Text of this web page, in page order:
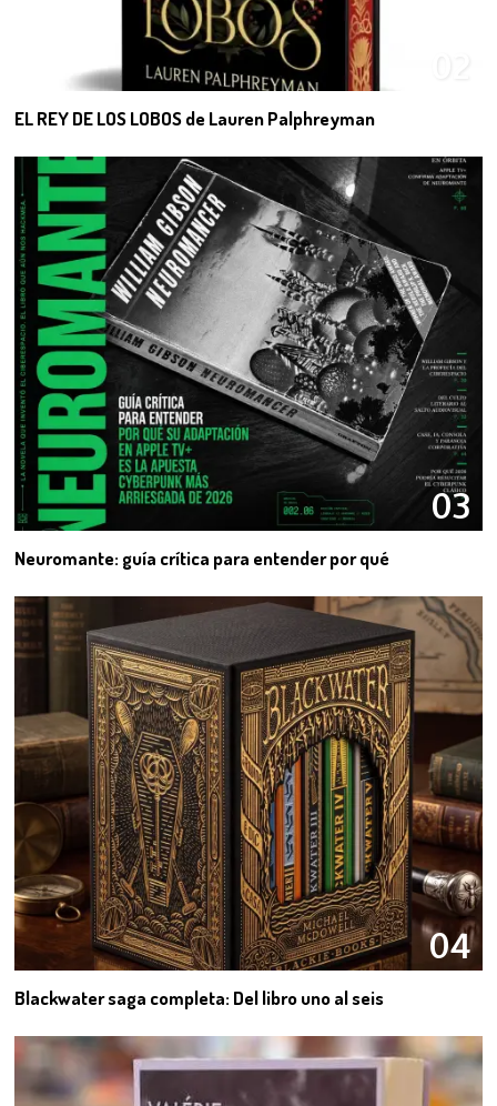
EL REY DE LOS LOBOS de Lauren Palphreyman
03
Neuromante: guía crítica para entender por qué
04
Blackwater saga completa: Del libro uno al seis